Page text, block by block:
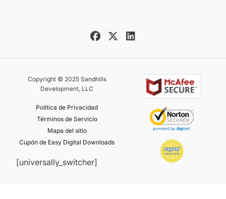
Copyright © 2025 Sandhills
Development, LLC
Política de Privacidad
Términos de Servicio
Mapa del sitio
Cupón de Easy Digital Downloads
[universally_switcher]